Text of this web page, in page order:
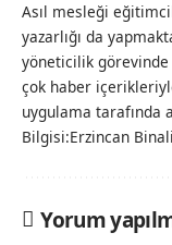
Asıl mesleği
yazarlığı da
yöneticilik görevinde
çok haber
uygulama tarafında
Bilgisi:Erzincan
Yorum